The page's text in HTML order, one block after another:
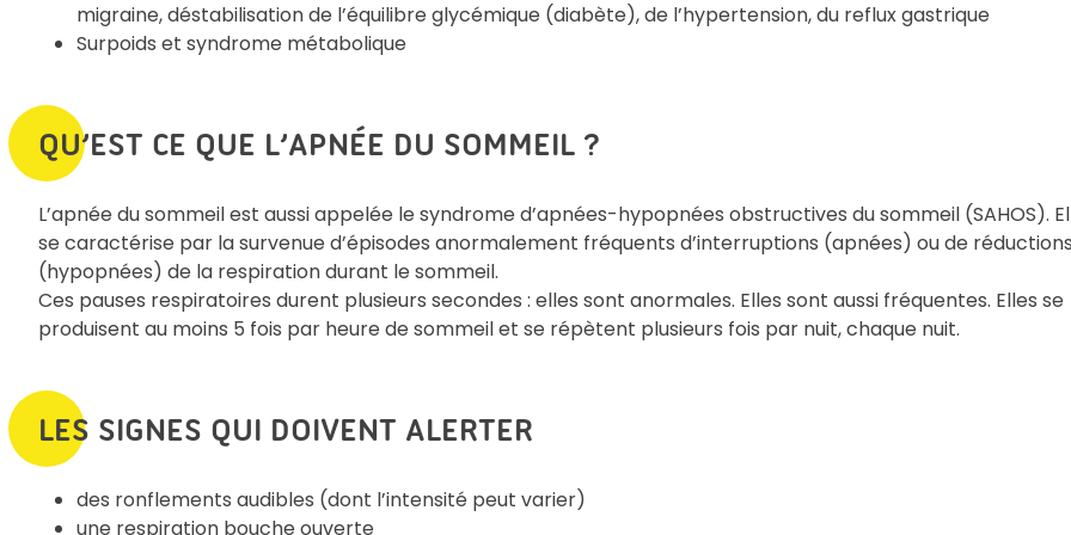
migraine, déstabilisation de l’équilibre glycémique (diabète), de l’hypertension, du reflux gastrique
Surpoids et syndrome métabolique
QU’EST CE QUE L’APNÉE DU SOMMEIL ?
L’apnée du sommeil est aussi appelée le syndrome d’apnées-hypopnées obstructives du sommeil (SAHOS).
se caractérise par la survenue d’épisodes anormalement fréquents d’interruptions (apnées) ou de
(hypopnées) de la respiration durant le sommeil.
Ces pauses respiratoires durent plusieurs secondes : elles sont anormales. Elles sont aussi fréquentes. Elles se
produisent au moins 5 fois par heure de sommeil et se répètent plusieurs fois par nuit, chaque nuit.
LES SIGNES QUI DOIVENT ALERTER
des ronflements audibles (dont l’intensité peut varier)
une respiration bouche ouverte